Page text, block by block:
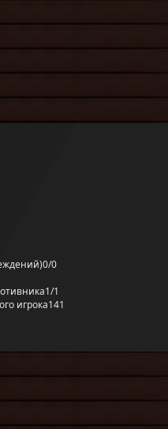
0/0
1/1
игрока141